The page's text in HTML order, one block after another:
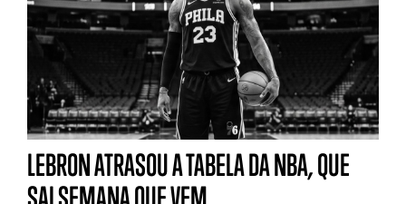
LEBRON ATRASOU A TABELA DA NBA, QUE